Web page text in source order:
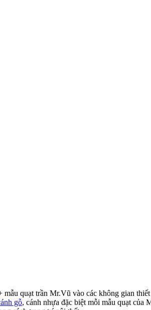
quạt trần Mr.Vũ vào các không gian
gỗ, cánh nhựa đặc biệt mỗi mẫu quạt của